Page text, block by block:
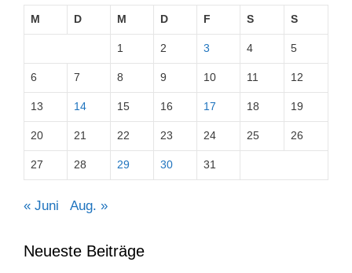
M D M D F S S
1 2 3 4 5
6 7 8 9 10 11 12
13 14 15 16 17 18 19
20 21 22 23 24 25 26
27 28 29 30 31
« Juni Aug. »
Neueste Beiträge